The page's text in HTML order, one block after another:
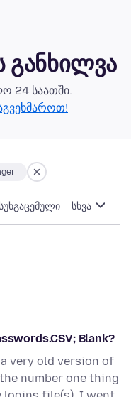
განხილვა
24 საათში.
სხვა
Blank?
very old version of
number one thing